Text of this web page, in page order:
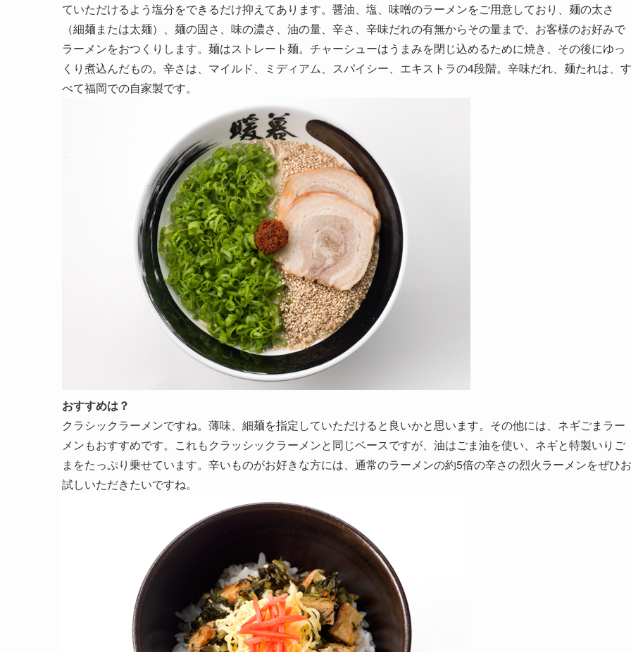
ていただけるよう塩分をできるだけ抑えてあります。醤油、塩、味噌のラーメンをご用意しており、麺の太さ
（細麺または太麺）、麺の固さ、味の濃さ、油の量、辛さ、辛味だれの有無からその量まで、お客様のお好みで
ラーメンをおつくりします。麺はストレート麺。チャーシューはうまみを閉じ込めるために焼き、その後にゆっ
くり煮込んだもの。辛さは、マイルド、ミディアム、スパイシー、エキストラの4段階。辛味だれ、麺たれは、す
べて福岡での自家製です。
おすすめは？
クラシックラーメンですね。薄味、細麺を指定していただけると良いかと思います。その他には、ネギごまラー
メンもおすすめです。これもクラッシックラーメンと同じベースですが、油はごま油を使い、ネギと特製いりご
まをたっぷり乗せています。辛いものがお好きな方には、通常のラーメンの約5倍の辛さの烈火ラーメンをぜひお
試しいただきたいですね。